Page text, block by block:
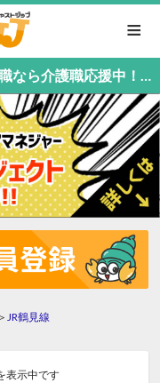
≡
鶴見駅周辺の介護・福祉の求人・転職なら介護職応援中！介護職専門の介護ジャストジョブ
JR鶴見線
表示中です